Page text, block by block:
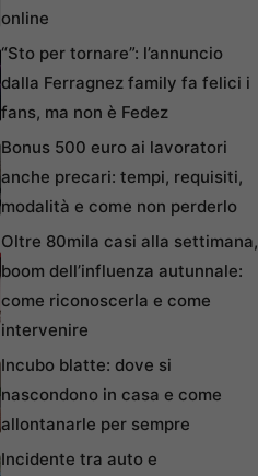
online
“Sto per tornare”: l’annuncio
dalla Ferragnez family fa felici i
fans, ma non è Fedez
Bonus 500 euro ai lavoratori
anche precari: tempi, requisiti,
modalità e come non perderlo
Oltre 80mila casi alla settimana,
boom dell’influenza autunnale:
come riconoscerla e come
intervenire
Incubo blatte: dove si
nascondono in casa e come
allontanarle per sempre
Incidente tra auto e